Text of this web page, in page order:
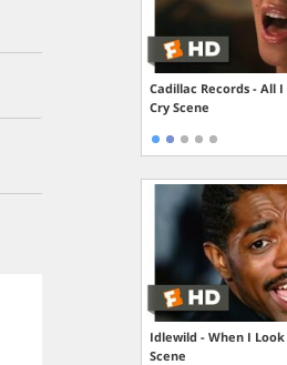
Cadillac Records - All I
Cry Scene
Idlewild - When I Look
Scene